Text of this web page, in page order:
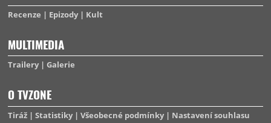
Recenze Epizody Kult
MULTIMEDIA
Trailery Galerie
O TVZONE
Tiráž Statistiky Všeobecné podmínky Nastavení souhlasu